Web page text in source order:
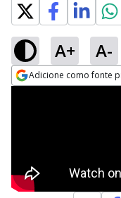
A+ A-
Adicione como fonte